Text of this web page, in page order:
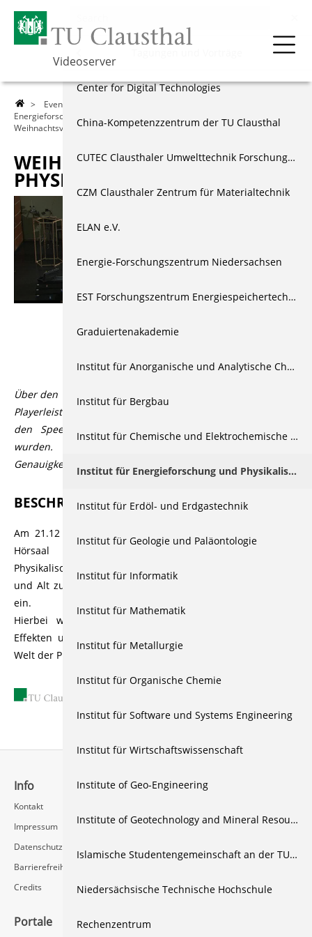
Videoserver
> Events & Vorträge
Energieforschung und Physikalische Technologien>
Weihnachtsvorlesung der Physiker 2017
WEIHNACHTSVORLESUNG DER
PHYSIKER 2017
Über den Videoplayer lassen sich über den CC Button in der
Playerleiste Untertitel aktivieren, die automatisiert durch
den Speech-to-Text Dienst Open AI Whisper generiert
wurden. Der Dienst bietet üblicherweise eine hohe
Genauigkeit bzw. Korrektheit, die aber variieren kann.
BESCHREIBUNG
Am 21.12 knallte und blitzte es wieder im großen Physik
Hörsaal des Instituts für Energieforschung und
Physikalische Technologien, denn die Physiker luden Jung
und Alt zur alljährlichen öffentlichen Weihnachtsvorlesung
ein.
Hierbei wurde den zahlreichen Zuschauern bei vielen
Effekten und interaktiven Experimenten die faszinierende
Welt der Physik präsentiert.
Info
Kontakt
Impressum
Datenschutz
Barrierefreiheit
Credits
Schnellzugriff
Videoserver FAQ
Portale
Über die TU
Lehre
Forschung
Events & Vorträge
Berichte & Dokus
250 Jahr Feier der TU Clausthal
Tagungen und Vorträge
Akademische Feierstunden
Festakte & Jubiläen
Amtsübergaben
Wissenschaft, Technik & Ethik
Center for Digital Technologies
China-Kompetenzzentrum der TU Clausthal
CUTEC Clausthaler Umwelttechnik Forschungszentrum
CZM Clausthaler Zentrum für Materialtechnik
ELAN e.V.
Energie-Forschungszentrum Niedersachsen
EST Forschungszentrum Energiespeichertechnologien
Graduiertenakademie
Institut für Anorganische und Analytische Chemie
Institut für Bergbau
Institut für Chemische und Elektrochemische Verfahrenstechnik
Institut für Energieforschung und Physikalische Technologien
Institut für Erdöl- und Erdgastechnik
Institut für Geologie und Paläontologie
Institut für Informatik
Institut für Mathematik
Institut für Metallurgie
Institut für Organische Chemie
Institut für Software und Systems Engineering
Institut für Wirtschaftswissenschaft
Institute of Geo-Engineering
Institute of Geotechnology and Mineral Resources
Islamische Studentengemeinschaft an der TU Clausthal
Niedersächsische Technische Hochschule
Rechenzentrum